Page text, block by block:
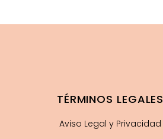
TÉRMINOS LEGALES
Aviso Legal y Privacidad